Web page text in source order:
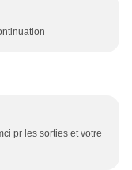
pr les sorties et votre